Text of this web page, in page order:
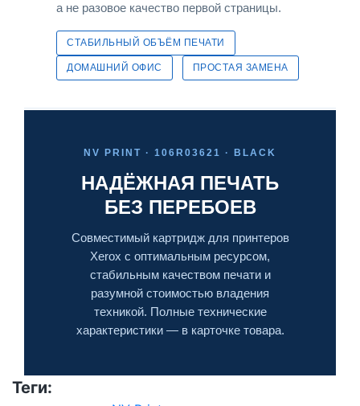
а не разовое качество первой страницы.
СТАБИЛЬНЫЙ ОБЪЁМ ПЕЧАТИ
ДОМАШНИЙ ОФИС ПРОСТАЯ ЗАМЕНА
NV PRINT · 106R03621 · BLACK
НАДЁЖНАЯ ПЕЧАТЬ
БЕЗ ПЕРЕБОЕВ
Совместимый картридж для принтеров
Xerox с оптимальным ресурсом,
стабильным качеством печати и
разумной стоимостью владения
техникой. Полные технические
характеристики — в карточке товара.
Теги: